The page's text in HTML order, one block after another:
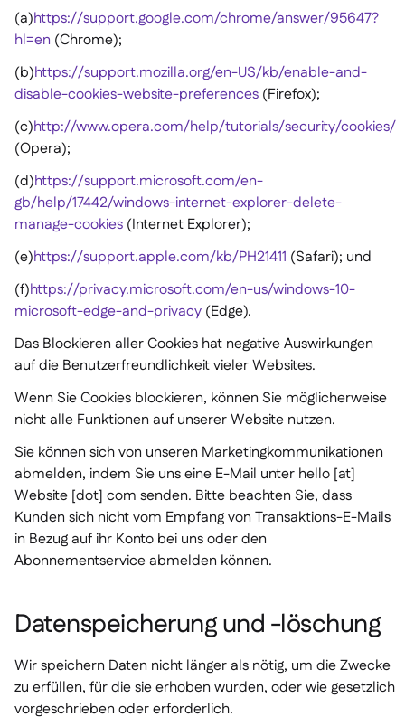
(a)https://support.google.com/chrome/answer/95647?
hl=en (Chrome);
(b)https://support.mozilla.org/en-US/kb/enable-and-
disable-cookies-website-preferences (Firefox);
(c)http://www.opera.com/help/tutorials/security/cookies/
(Opera);
(d)https://support.microsoft.com/en-
gb/help/17442/windows-internet-explorer-delete-
manage-cookies (Internet Explorer);
(e)https://support.apple.com/kb/PH21411 (Safari); und
(f)https://privacy.microsoft.com/en-us/windows-10-
microsoft-edge-and-privacy (Edge).
Das Blockieren aller Cookies hat negative Auswirkungen
auf die Benutzerfreundlichkeit vieler Websites.
Wenn Sie Cookies blockieren, können Sie möglicherweise
nicht alle Funktionen auf unserer Website nutzen.
Sie können sich von unseren Marketingkommunikationen
abmelden, indem Sie uns eine E-Mail unter hello [at]
Website [dot] com senden. Bitte beachten Sie, dass
Kunden sich nicht vom Empfang von Transaktions-E-Mails
in Bezug auf ihr Konto bei uns oder den
Abonnementservice abmelden können.
Datenspeicherung und -löschung
Wir speichern Daten nicht länger als nötig, um die Zwecke
zu erfüllen, für die sie erhoben wurden, oder wie gesetzlich
vorgeschrieben oder erforderlich.